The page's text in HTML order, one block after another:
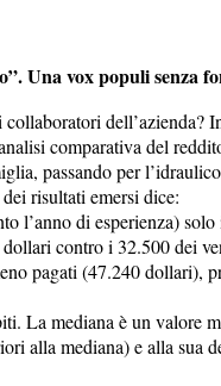
Una vox populi senza
dell’azienda?
comparativa del
passando per
risultati emersi dice:
l’anno di esperienza) solo
contro i 32.500 dei
pagati (47.240 dollari),
La mediana è un valore
alla mediana) e alla sua